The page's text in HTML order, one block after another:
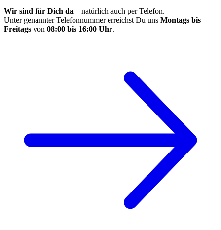
Wir sind für Dich da – natürlich auch per Telefon.
Unter genannter Telefonnummer erreichst Du uns Montags bis
Freitags von 08:00 bis 16:00 Uhr.